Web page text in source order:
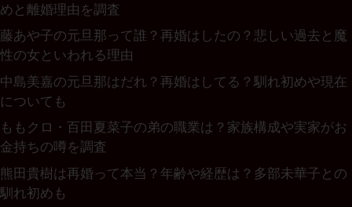
めと離婚理由を調査
藤あや子の元旦那って誰？再婚はしたの？悲しい過去と魔
性の女といわれる理由
中島美嘉の元旦那はだれ？再婚はしてる？馴れ初めや現在
についても
ももクロ・百田夏菜子の弟の職業は？家族構成や実家がお
金持ちの噂を調査
熊田貴樹は再婚って本当？年齢や経歴は？多部未華子との
馴れ初めも